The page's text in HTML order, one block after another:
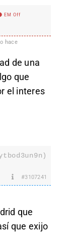
EM Off
hace
de una
que
el interes
#3107241
que
que exijo